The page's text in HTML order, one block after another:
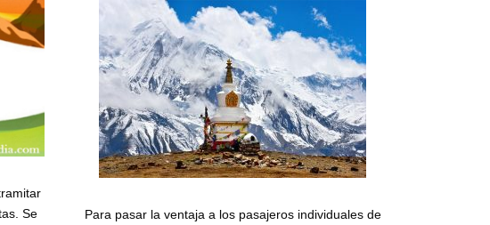
Se
Para pasar la ventaja a los pasajeros individuales de